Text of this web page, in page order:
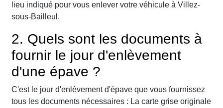
lieu indiqué pour vous enlever votre véhicule à Villez-
sous-Bailleul.
2. Quels sont les documents à
fournir le jour d'enlèvement
d'une épave ?
C'est le jour d'enlèvement d'épave que vous fournissez
tous les documents nécessaires : La carte grise originale